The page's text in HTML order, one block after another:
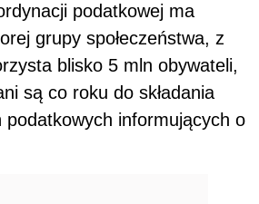
podatkowej ma
grupy społeczeństwa, z
blisko 5 mln obywateli,
są co roku do składania
podatkowych informujących o